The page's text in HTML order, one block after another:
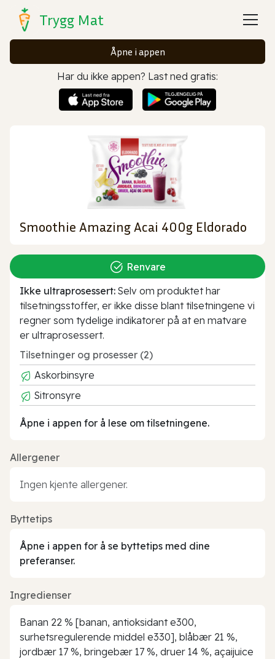
Trygg Mat
Åpne i appen
Har du ikke appen? Last ned gratis:
Smoothie Amazing Acai 400g Eldorado
Renvare
Ikke ultraprosessert: Selv om produktet har
tilsetningsstoffer, er ikke disse blant tilsetningene vi
regner som tydelige indikatorer på at en matvare
er ultraprosessert.
Tilsetninger og prosesser (2)
Askorbinsyre
Sitronsyre
Åpne i appen for å lese om tilsetningene.
Allergener
Ingen kjente allergener.
Byttetips
Åpne i appen for å se byttetips med dine
preferanser.
Ingredienser
Banan 22 % [banan, antioksidant e300,
surhetsregulerende middel e330], blåbær 21 %,
jordbær 17 %, bringebær 17 %, druer 14 %, açaijuice